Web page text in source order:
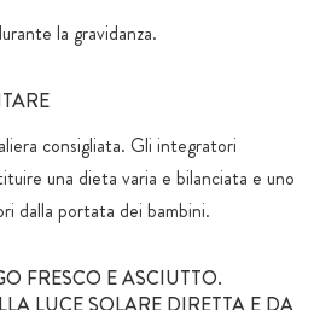
la gravidanza.
consigliata. Gli integratori
una dieta varia e bilanciata e uno
dalla portata dei bambini.
FRESCO E ASCIUTTO.